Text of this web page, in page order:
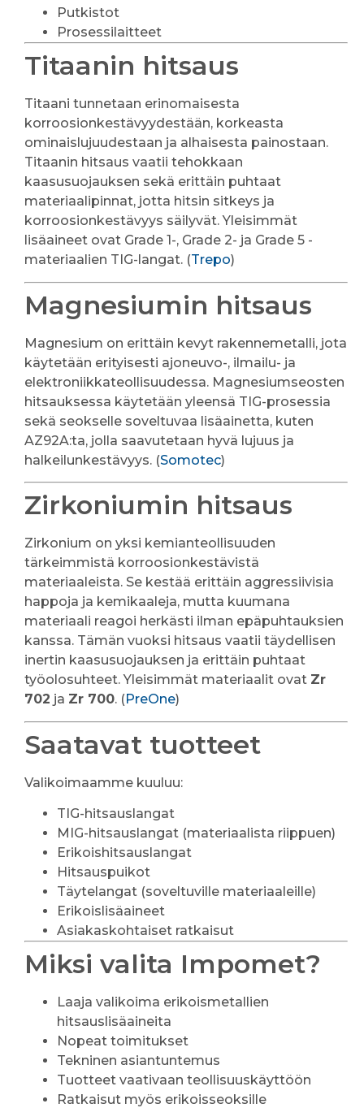
Putkistot
Prosessilaitteet
Titaanin hitsaus
Titaani tunnetaan erinomaisesta
korroosionkestävyydestään, korkeasta
ominaislujuudestaan ja alhaisesta painostaan.
Titaanin hitsaus vaatii tehokkaan
kaasusuojauksen sekä erittäin puhtaat
materiaalipinnat, jotta hitsin sitkeys ja
korroosionkestävyys säilyvät. Yleisimmät
lisäaineet ovat Grade 1-, Grade 2- ja Grade 5 -
materiaalien TIG-langat. (Trepo)
Magnesiumin hitsaus
Magnesium on erittäin kevyt rakennemetalli, jota
käytetään erityisesti ajoneuvo-, ilmailu- ja
elektroniikkateollisuudessa. Magnesiumseosten
hitsauksessa käytetään yleensä TIG-prosessia
sekä seokselle soveltuvaa lisäainetta, kuten
AZ92A:ta, jolla saavutetaan hyvä lujuus ja
halkeilunkestävyys. (Somotec)
Zirkoniumin hitsaus
Zirkonium on yksi kemianteollisuuden
tärkeimmistä korroosionkestävistä
materiaaleista. Se kestää erittäin aggressiivisia
happoja ja kemikaaleja, mutta kuumana
materiaali reagoi herkästi ilman epäpuhtauksien
kanssa. Tämän vuoksi hitsaus vaatii täydellisen
inertin kaasusuojauksen ja erittäin puhtaat
työolosuhteet. Yleisimmät materiaalit ovat Zr
702 ja Zr 700. (PreOne)
Saatavat tuotteet
Valikoimaamme kuuluu:
TIG-hitsauslangat
MIG-hitsauslangat (materiaalista riippuen)
Erikoishitsauslangat
Hitsauspuikot
Täytelangat (soveltuville materiaaleille)
Erikoislisäaineet
Asiakaskohtaiset ratkaisut
Miksi valita Impomet?
Laaja valikoima erikoismetallien
hitsauslisäaineita
Nopeat toimitukset
Tekninen asiantuntemus
Tuotteet vaativaan teollisuuskäyttöön
Ratkaisut myös erikoisseoksille